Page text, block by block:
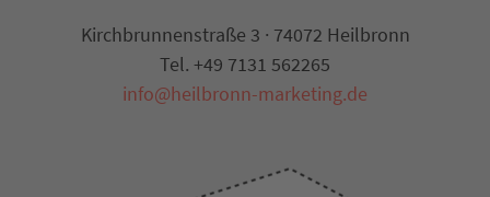
Kirchbrunnenstraße 3 · 74072 Heilbronn
Tel. +49 7131 562265
info@heilbronn-marketing.de